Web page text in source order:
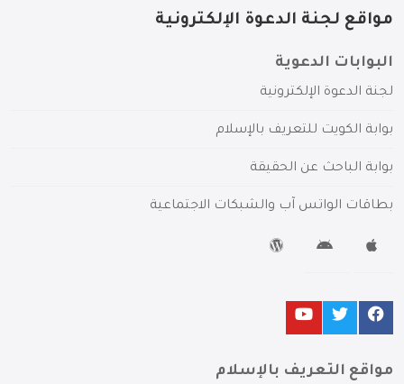
مواقع لجنة الدعوة الإلكترونية
البوابات الدعوية
لجنة الدعوة الإلكترونية
بوابة الكويت للتعريف بالإسلام
بوابة الباحث عن الحقيقة
بطاقات الواتس آب والشبكات الاجتماعية
مواقع التعريف بالإسلام